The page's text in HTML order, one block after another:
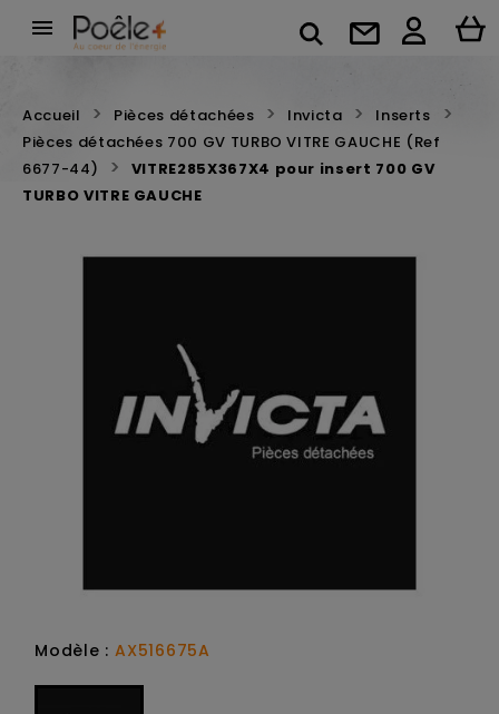

Accueil Pièces détachées Invicta
Inserts
Pièces détachées 700 GV TURBO VITRE GAUCHE (Ref
6677-44)
VITRE285X367X4 pour insert 700 GV
TURBO VITRE GAUCHE
Modèle :AX516675A